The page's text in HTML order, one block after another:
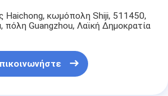
Haichong, κωμόπολη Shiji, 511450,
πόλη Guangzhou, Λαϊκή Δημοκρατία